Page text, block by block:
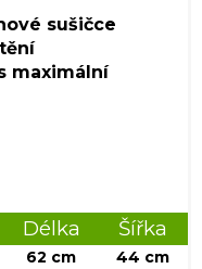
Délka Šířka
62 cm
44 cm